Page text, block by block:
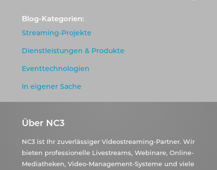
Blog-Kategorien:
Streaming-Projekte
Dienstleistungen & Produkte
Eventtechnologien
In eigener Sache
Über NC3
NC3 ist Ihr zuverlässiger Videostreaming-Partner. Wir
bieten professionelle Livestreams, Webinare, Online-
Mediatheken, Video-Management-Systeme und viele